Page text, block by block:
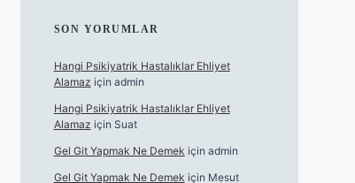
SON YORUMLAR
Hangi Psikiyatrik Hastalıklar Ehliyet
Alamaz için admin
Hangi Psikiyatrik Hastalıklar Ehliyet
Alamaz için Suat
Gel Git Yapmak Ne Demek için admin
Gel Git Yapmak Ne Demek için Mesut